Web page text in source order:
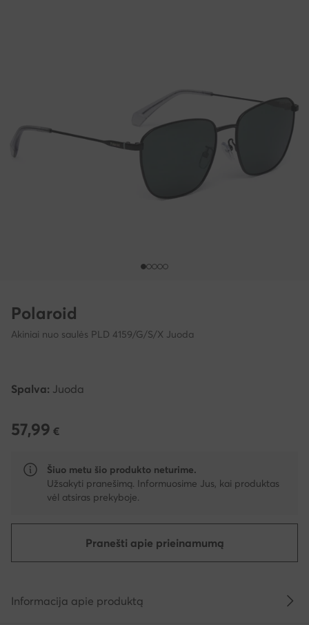
Polaroid
Akiniai nuo saulės PLD 4159/G/S/X Juoda
Spalva: Juoda
57,99 €
57,99 €
Šiuo metu šio produkto neturime.
Užsakyti pranešimą. Informuosime Jus, kai produktas
vėl atsiras prekyboje.
Pranešti apie prieinamumą
Informacija apie produktą